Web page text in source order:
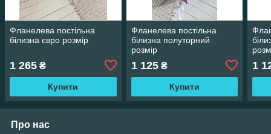
Фланелева постільна
білизна євро розмір
1 265 ₴
Купити
Фланелева постільна
білизна полуторний
розмір
1 125₴
Купити
1
Про нас